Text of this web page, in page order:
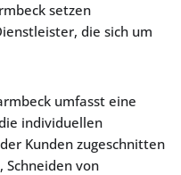
setzen
die sich um
umfasst eine
individuellen
Kunden zugeschnitten
Schneiden von